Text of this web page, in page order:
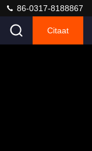
86-0317-8188867
Citaat